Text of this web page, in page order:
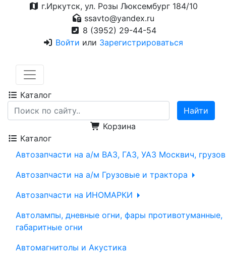
г.Иркутск, ул. Розы Люксембург 184/10
ssavto@yandex.ru
8 (3952) 29-44-54
Войти или Зарегистрироваться
Каталог
Корзина
Каталог
Автозапчасти на а/м ВАЗ, ГАЗ, УАЗ Москвич,
Автозапчасти на а/м Грузовые и трактора
Автозапчасти на ИНОМАРКИ
Автолампы, дневные огни, фары противотуманные,
габаритные огни
Автомагнитолы и Акустика